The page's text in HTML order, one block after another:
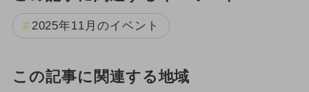
2025年11月のイベント
この記事に関連する地域